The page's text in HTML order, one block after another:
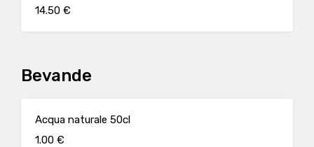
14.50 €
Bevande
Acqua naturale 50cl
1.00 €